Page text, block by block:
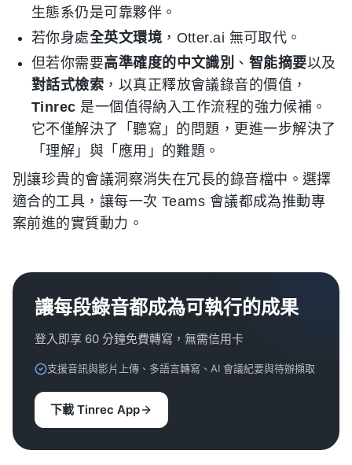
生態系仍是可靠夥伴。
若你身處全英文環境 ，Otter.ai 無可取代。
但若你需要高準確度的中文識別 、 智能摘要以及
對話式檢索 ，以真正釋放會議錄音的價值，
Tinrec 是一個值得納入工作流程的強力候補。
它不僅解決了「聽寫」的問題，更進一步解決了
「理解」與「應用」的難題。
別讓珍貴的會議洞察消失在冗長的錄音檔中。選擇
適合的工具，讓每一次 Teams 會議都成為推動專
案前進的實質動力。
讓每段錄音都成為可執行的成果
登入即享 60 分鐘免費轉寫，無需信用卡
支援音訊與影片上傳、多語言轉寫、AI 會議紀要與待辦擷取
下載 Tinrec App